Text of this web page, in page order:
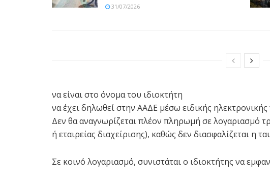
31/07/2026
να είναι στο όνομα του ιδιοκτήτη
να έχει δηλωθεί στην ΑΑΔΕ μέσω ειδικής
Δεν θα αναγνωρίζεται πλέον πληρωμή σε λογαριασμό
ή εταιρείας διαχείρισης), καθώς δεν διασφαλίζεται η
Σε κοινό λογαριασμό, συνιστάται ο ιδιοκτήτης να